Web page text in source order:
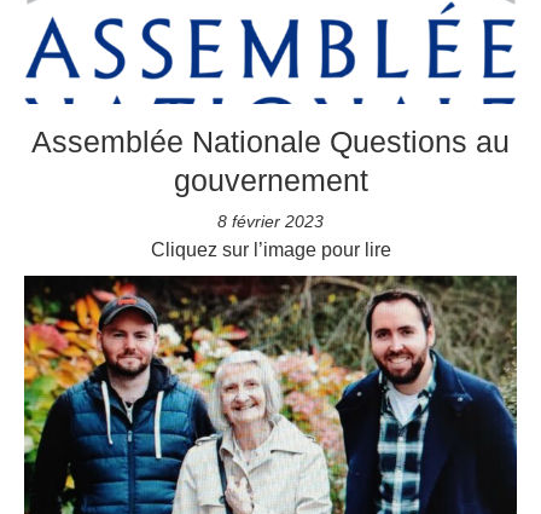
Assemblée Nationale Questions au
gouvernement
8 février 2023
Cliquez sur l’image pour lire